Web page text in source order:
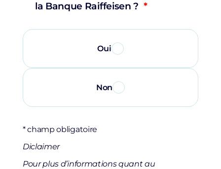
la Banque Raiffeisen ?
Oui
Non
* champ obligatoire
Diclaimer
Pour plus d’informations quant au